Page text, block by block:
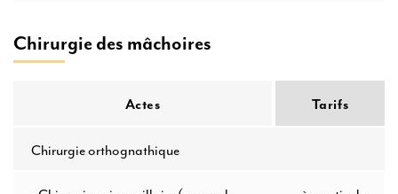
Chirurgie des mâchoires
Actes Tarifs
Chirurgie orthognathique